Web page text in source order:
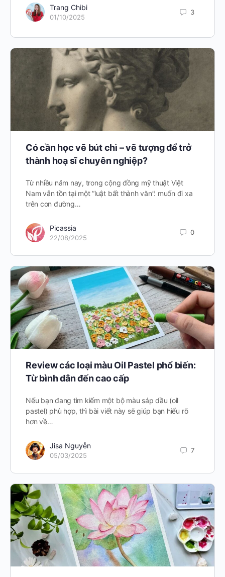
Trang Chibi
01/10/2025
3
Có cần học vẽ bút chì – vẽ tượng để trở
thành hoạ sĩ chuyên nghiệp?
Từ nhiều năm nay, trong cộng đồng mỹ thuật Việt
Nam vẫn tồn tại một “luật bất thành văn”: muốn đi xa
trên con đường…
Picassia
22/08/2025
0
Review các loại màu Oil Pastel phổ biến:
Từ bình dân đến cao cấp
Nếu bạn đang tìm kiếm một bộ màu sáp dầu (oil
pastel) phù hợp, thì bài viết này sẽ giúp bạn hiểu rõ
hơn về…
Jisa Nguyễn
05/03/2025
7